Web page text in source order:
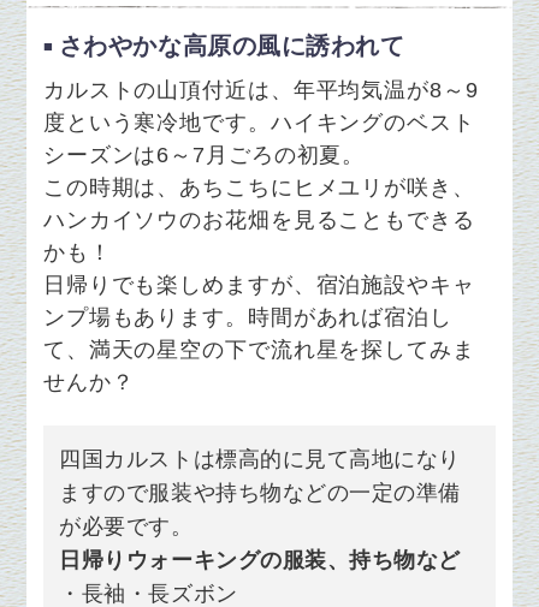
さわやかな高原の風に誘われて
カルストの山頂付近は、年平均気温が8～9
度という寒冷地です。ハイキングのベスト
シーズンは6～7月ごろの初夏。
この時期は、あちこちにヒメユリが咲き、
ハンカイソウのお花畑を見ることもできる
かも！
日帰りでも楽しめますが、宿泊施設やキャ
ンプ場もあります。時間があれば宿泊し
て、満天の星空の下で流れ星を探してみま
せんか？
四国カルストは標高的に見て高地になり
ますので服装や持ち物などの一定の準備
が必要です。
日帰りウォーキングの服装、持ち物など
・長袖・長ズボン